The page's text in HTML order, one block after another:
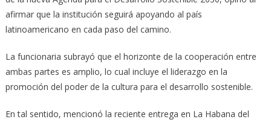
afirmar que la institución seguirá apoyando al país
latinoamericano en cada paso del camino.
La funcionaria subrayó que el horizonte de la cooperación entre
ambas partes es amplio, lo cual incluye el liderazgo en la
promoción del poder de la cultura para el desarrollo sostenible.
En tal sentido, mencionó la reciente entrega en La Habana del